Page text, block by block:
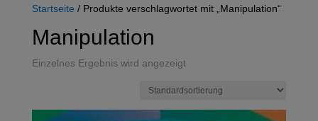
Startseite / Produkte verschlagwortet mit „Manipulation“
Manipulation
Einzelnes Ergebnis wird angezeigt